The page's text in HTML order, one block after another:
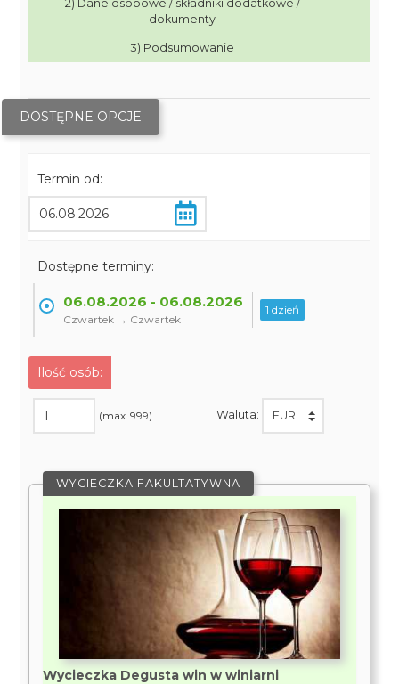
2) Dane osobowe / składniki dodatkowe /
dokumenty
3) Podsumowanie
DOSTĘPNE OPCJE
Termin od:
Dostępne terminy:
06.08.2026 - 06.08.2026
Czwartek → Czwartek
1 dzień
Ilość osób:
(max. 999) Waluta:
WYCIECZKA FAKULTATYWNA
Wycieczka Degusta win w winiarni